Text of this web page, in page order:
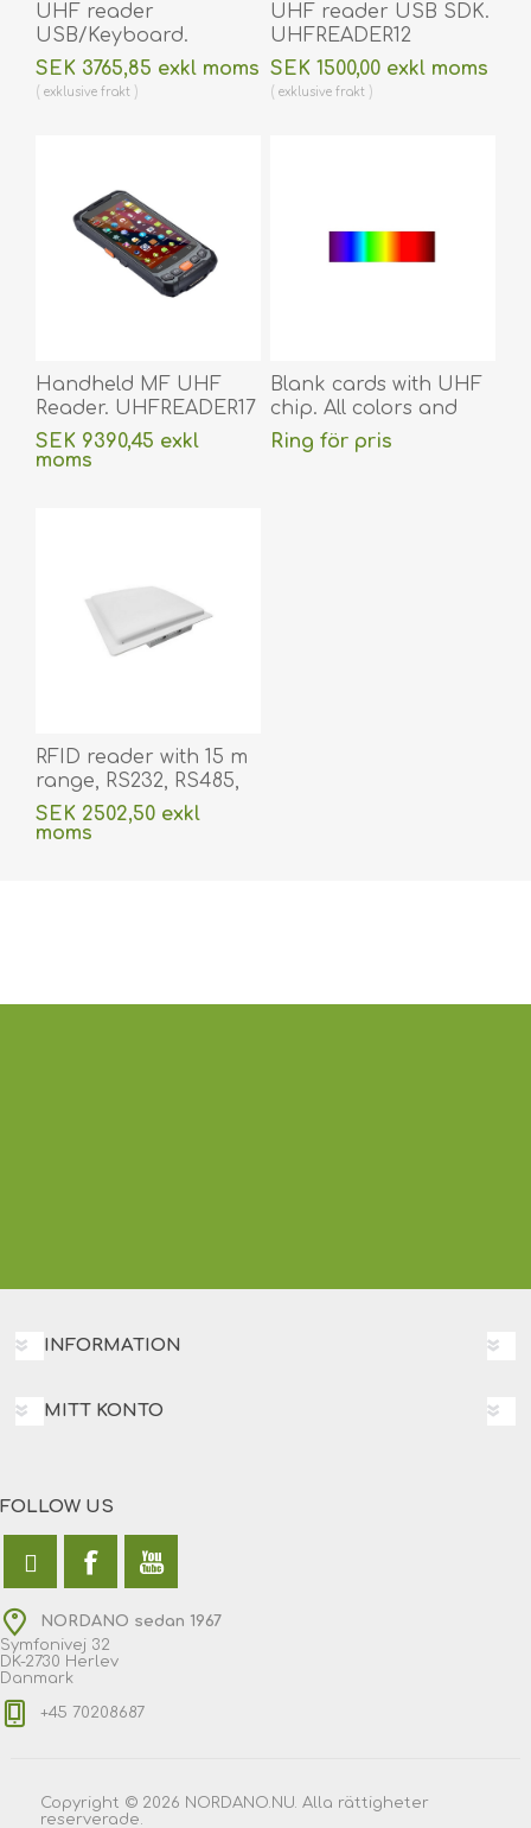
UHF reader
USB/Keyboard.
UHFREADERKEY1
(DE,SE,NO,FI,RO,PL)
SEK 3765,85 exkl moms
exklusive frakt
UHF reader USB SDK.
UHFREADER12
(DE,SE,NO,FI,RO,PL)
SEK 1500,00 exkl moms
exklusive frakt
Handheld MF UHF
Reader. UHFREADER17
(DE,SE,NO,FI,RO,PL)
SEK 9390,45 exkl
moms
Blank cards with UHF
chip. All colors and
sizes.
(DE,SE,NO,FI,RO,PL)
Ring för pris
RFID reader with 15 m
range, RS232, RS485,
Wiegand 26/34, 4G
LTE, Wifi, Ethernet
SEK 2502,50 exkl
moms
INFORMATION
MITT KONTO
FOLLOW US
NORDANO sedan 1967
Symfonivej 32
DK-2730 Herlev
Danmark
+45 70208687
Copyright © 2026 NORDANO.NU. Alla rättigheter
reserverade.